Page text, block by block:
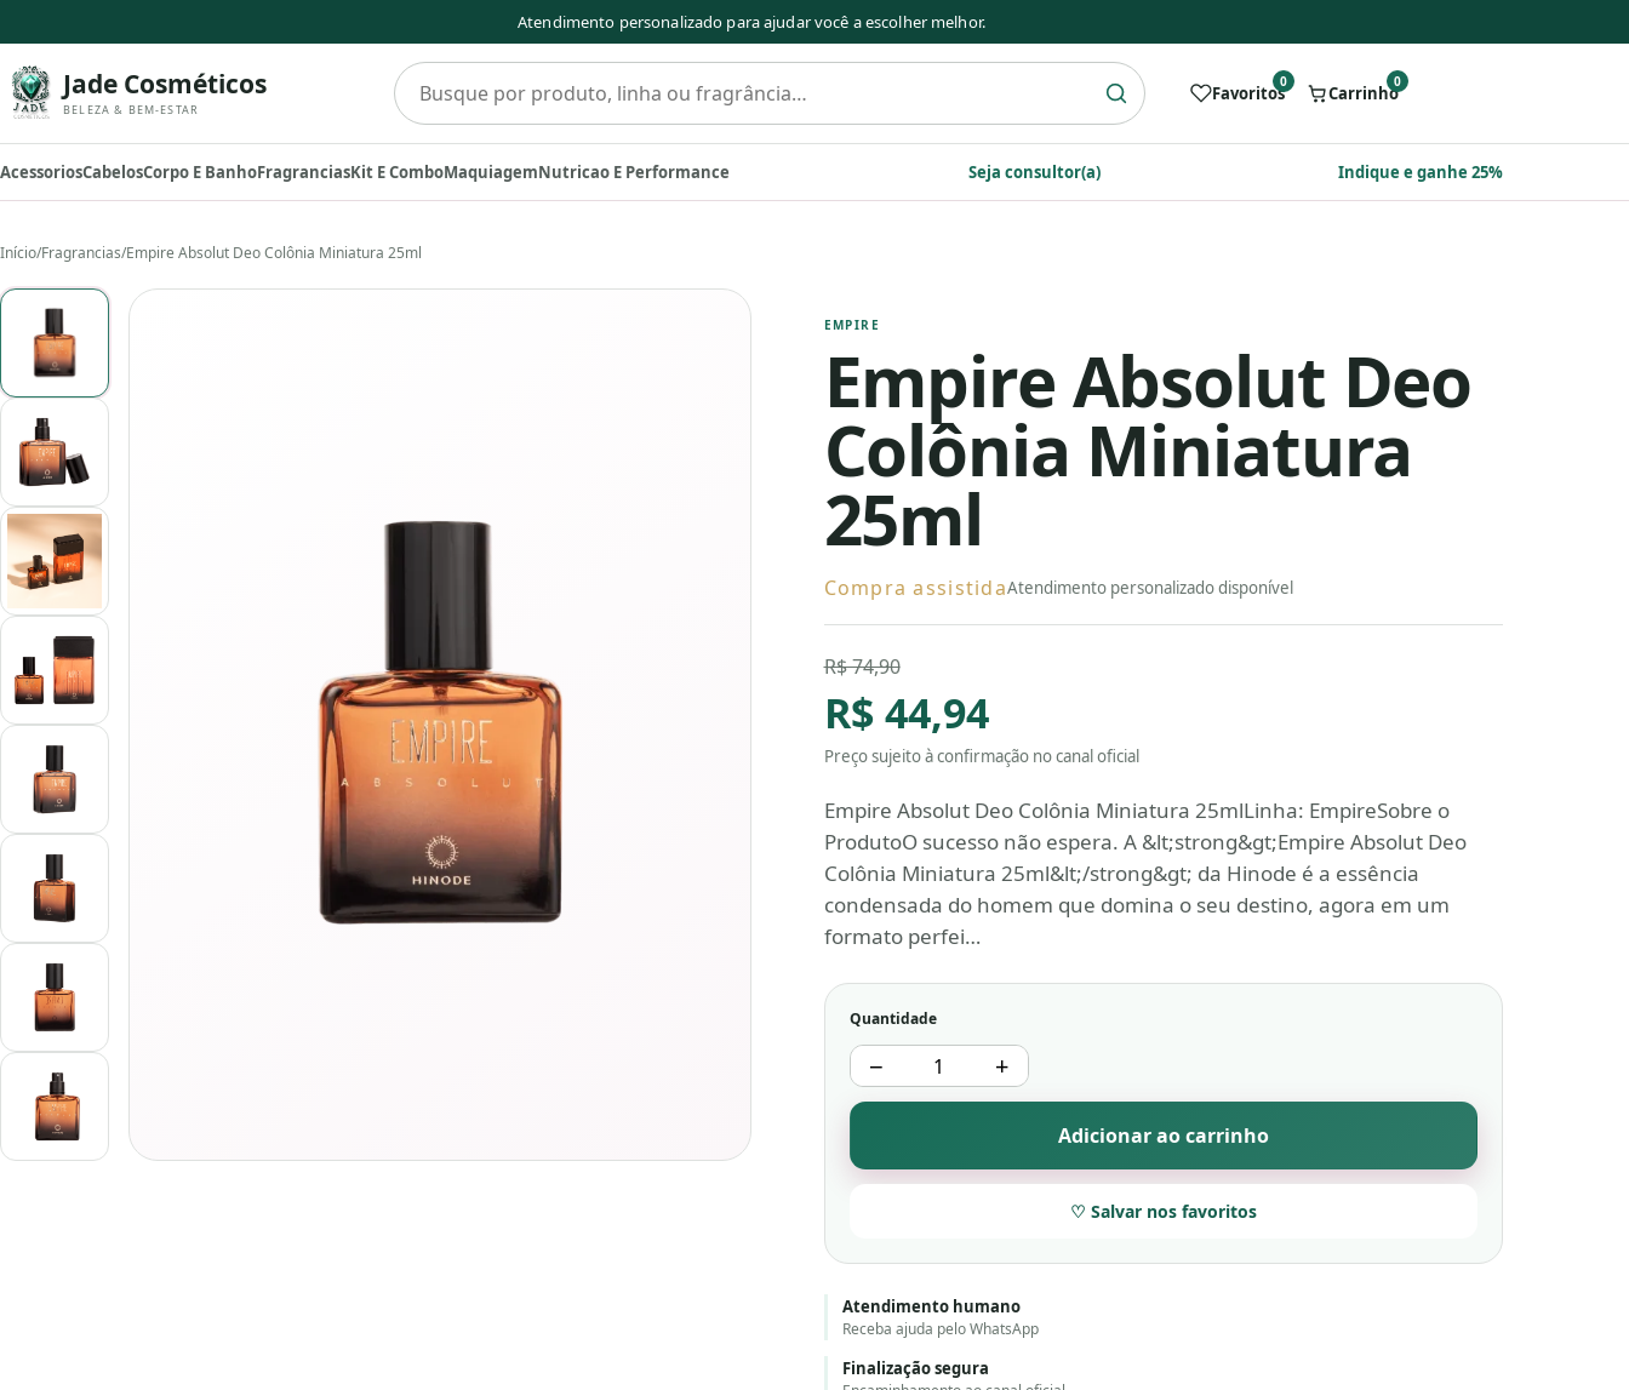
Atendimento personalizado para ajudar você a escolher melhor.
Jade Cosméticos
BELEZA & BEM-ESTAR
Buscar produtos
Favoritos
0
Carrinho
0
AcessoriosCabelosCorpo E BanhoFragranciasKit E ComboMaquiagemNutricao E Performance Seja consultor(a) Indique e ganhe 25%
Início/Fragrancias/Empire Absolut Deo Colônia Miniatura 25ml
EMPIRE
Empire Absolut Deo
Colônia Miniatura
25ml
Compra assistidaAtendimento personalizado disponível
R$ 74,90
R$ 44,94
Preço sujeito à confirmação no canal oficial
Empire Absolut Deo Colônia Miniatura 25mlLinha: EmpireSobre o
ProdutoO sucesso não espera. A &lt;strong&gt;Empire Absolut Deo
Colônia Miniatura 25ml&lt;/strong&gt; da Hinode é a essência
condensada do homem que domina o seu destino, agora em um
formato perfei…
Quantidade
− +
Adicionar ao carrinho
♡ Salvar nos favoritos
Atendimento humano
Receba ajuda pelo WhatsApp
Finalização segura